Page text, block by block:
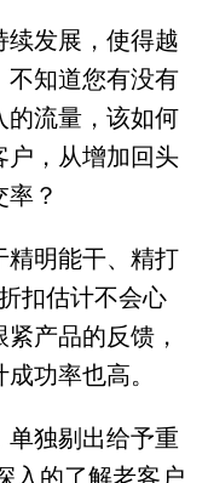
续发展，使得越
不知道您有没有
的流量，该如何
户，从增加回头
？
精明能干、精打
扣估计不会心
产品的反馈，
功率也高。
单独剔出给予重
入的了解老客户